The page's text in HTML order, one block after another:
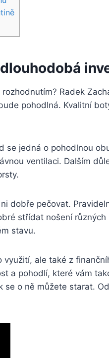
Radek
pohodlná. ⁤Kvalitní
jedná o pohodlnou
ventilaci. Dalším
dobře ⁣pečovat.
střídat nošení
stavu.
ale také z
a ‌pohodlí, které vám
o ně⁣ můžete starat.